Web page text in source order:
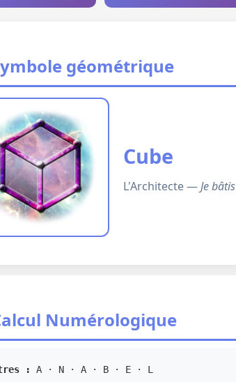
géométrique
Cube
L'Architecte —Je bâtis
Numérologique
:
A · N · A · B · E · L